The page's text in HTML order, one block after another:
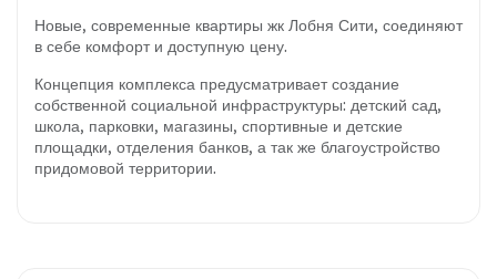
Новые, современные квартиры жк Лобня Сити, соединяют
в себе комфорт и доступную цену.
Концепция комплекса предусматривает создание
собственной социальной инфраструктуры: детский сад,
школа, парковки, магазины, спортивные и детские
площадки, отделения банков, а так же благоустройство
придомовой территории.